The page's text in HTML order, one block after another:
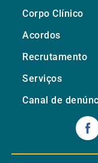
Corpo Clínico
Acordos
Recrutamento
Serviços
Canal de